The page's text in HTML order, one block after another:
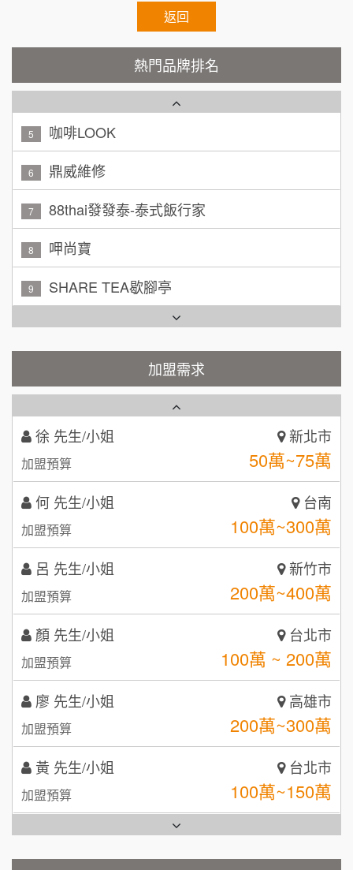
返回
熱門品牌排名
5 咖啡LOOK
6 鼎威維修
7 88thai發發泰-泰式飯行家
8 呷尚寶
9 SHARE TEA歇腳亭
10 TEA TOP台灣第一味
1 Cozy coffee可集咖啡
4 潮鍋癮
5 咖啡LOOK
鼎威維修
88thai發發泰-泰式飯行家
8 呷尚寶
9 SHARE TEA歇腳亭
TEA TOP台灣第一味
加盟需求
加盟預算
林 先生/小姐
100萬 ~ 200萬
吳 先生/小姐
加盟預算 100萬~200萬
周 先生/小姐 台北
加盟預算 100萬 ~150萬
加盟預算 50萬~75萬
何 先生/小姐 台南
加盟預算 100萬~300萬
呂 先生/小姐 新竹市
加盟預算 200萬~400萬
顏 先生/小姐 台北市
加盟預算 100萬 ~ 200萬
廖 先生/小姐 高雄市
加盟預算 200萬~300萬
黃 先生/小姐 台北市
加盟預算 100萬~150萬
林 先生/小姐 屏東縣
加盟預算 100萬 ~ 200萬
吳 先生/小姐 屏東縣
加盟預算 100萬~200萬
【曉妍美妝】誠徵行政櫃檯
自助洗衣店誠徵代洗收送人員(台中市)
MUSHEN徵SPA美容芳療師
日十。早午食加盟說明會
拾鑶火鍋加盟說明會
全家加盟說明會
台灣G湯加盟說明會
NU PASTA義大利麵加盟說明會
藍象廷泰式火鍋加盟說明會